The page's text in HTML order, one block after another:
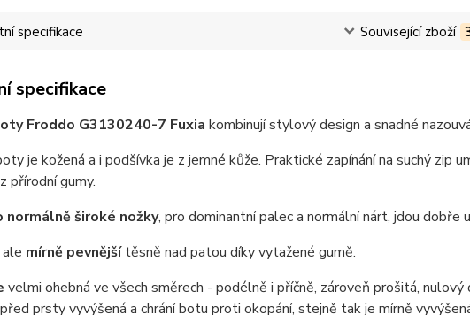
specifikace Související zboží
specifikace
Froddo G3130240-7 Fuxia kombinují stylový design a snadné
je kožená a i podšívka je z jemné kůže. Praktické zapínání na suchý zip
přírodní gumy.
normálně široké nožky, pro dominantní palec a normální nárt, jdou dobře
mírně pevnějšítěsně nad patou díky vytažené gumě.
velmi ohebná ve všech směrech - podélně i příčně, zároveň prošitá,
prsty vyvýšená a chrání botu proti okopání, stejně tak je mírně